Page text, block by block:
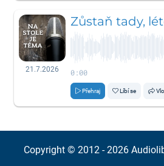
21.7.2026
Zůstaň tady,
0:00
Přehraj Líbí se
Copyright © 2012 - 2026